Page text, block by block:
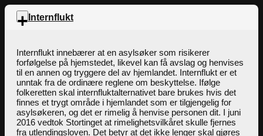
Internflukt
Internflukt innebærer at en asylsøker som risikerer
forfølgelse på hjemstedet, likevel kan få avslag og henvises
til en annen og tryggere del av hjemlandet. Internflukt er et
unntak fra de ordinære reglene om beskyttelse. Ifølge
folkeretten skal internfluktalternativet bare brukes hvis det
finnes et trygt område i hjemlandet som er tilgjengelig for
asylsøkeren, og det er rimelig å henvise personen dit. I juni
2016 vedtok Stortinget at rimelighetsvilkåret skulle fjernes
fra utlendingsloven. Det betyr at det ikke lenger skal gjøres